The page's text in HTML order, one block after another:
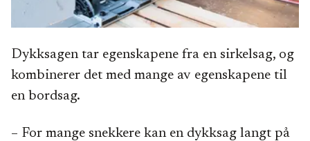
Dykksagen tar egenskapene fra en sirkelsag, og
kombinerer det med mange av egenskapene til
en bordsag.
– For mange snekkere kan en dykksag langt på